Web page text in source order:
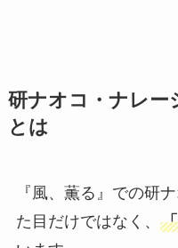
研ナオコ・ナレー
とは
『風、薫る』での研
た目だけではなく、